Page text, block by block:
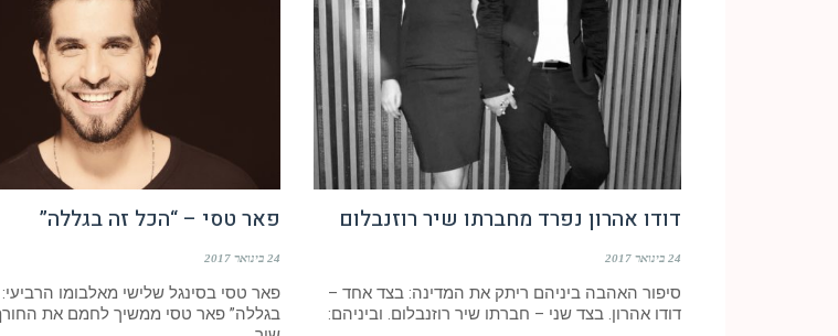
דודו אהרון נפרד מחברתו שיר רוזנבלום
24 בינואר 2017
סיפור האהבה ביניהם ריתק את המדינה: בצד אחד –
דודו אהרון. בצד שני – חברתו שיר רוזנבלום. וביניהם:
פאר טסי – “הכל זה בגללה”
24 בינואר 2017
פאר טסי בסינגל שלישי מאלבומו
בגללה” פאר טסי ממשיך לחמם את